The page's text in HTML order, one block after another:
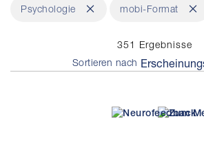
Psychologie
Dies
mobi-Format
351 Ergebnisse
Sortieren nach